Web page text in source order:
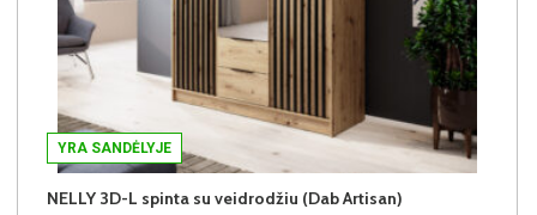
YRA SANDĖLYJE
NELLY 3D-L spinta su veidrodžiu (Dab Artisan)